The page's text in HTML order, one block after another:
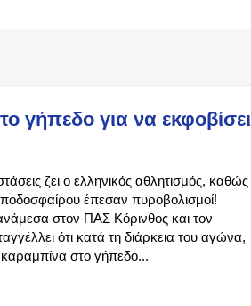
γήπεδο για να εκφοβίσει
ζει ο ελληνικός αθλητισμός, καθώς
έπεσαν πυροβολισμοί!
στον ΠΑΣ Κόρινθος και τον
ότι κατά τη διάρκεια του αγώνα,
στο γήπεδο...